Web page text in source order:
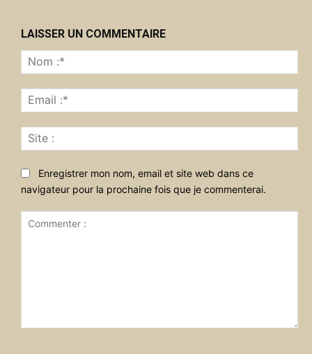
LAISSER UN COMMENTAIRE
:*
:*
:
Enregistrer mon nom, email et site web dans ce
navigateur pour la prochaine fois que je commenterai.